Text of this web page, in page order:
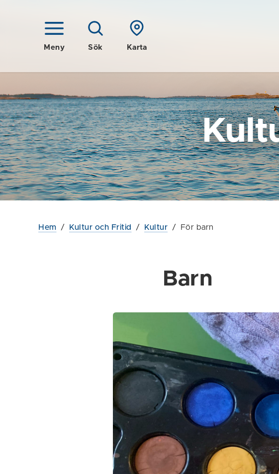
Meny Sök Karta
Hem / Kultur och Fritid / Kultur / För barn
Barn